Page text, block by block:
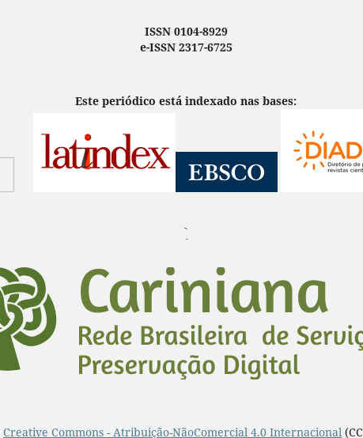
ISSN 0104-8929
e-ISSN 2317-6725
Este periódico está indexado nas bases:
¨
Creative Commons - Atribuição-NãoComercial 4.0 Internacional